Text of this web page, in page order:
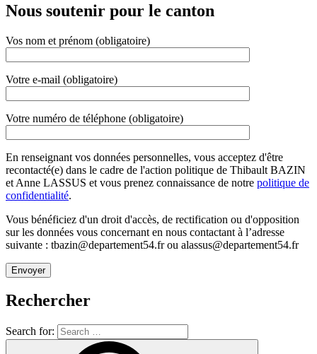
Nous soutenir pour le canton
Vos nom et prénom (obligatoire)
Votre e-mail (obligatoire)
Votre numéro de téléphone (obligatoire)
En renseignant vos données personnelles, vous acceptez d'être
recontacté(e) dans le cadre de l'action politique de Thibault BAZIN
et Anne LASSUS et vous prenez connaissance de notre politique de
confidentialité.
Vous bénéficiez d'un droit d'accès, de rectification ou d'opposition
sur les données vous concernant en nous contactant à l’adresse
suivante : tbazin@departement54.fr ou alassus@departement54.fr
Rechercher
Search for: